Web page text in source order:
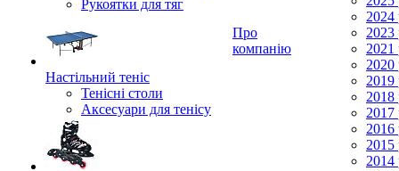
Рукоятки для тяг
Настільний теніс
Тенісні столи
Аксесуари для тенісу
Про
компанію
2024
2023
2021
2020
2019
2018
2017
2016
2015
2014